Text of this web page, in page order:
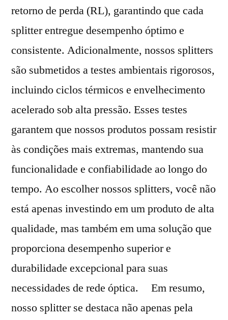
retorno de perda (RL), garantindo que cada
splitter entregue desempenho óptimo e
consistente. Adicionalmente, nossos splitters
são submetidos a testes ambientais rigorosos,
incluindo ciclos térmicos e envelhecimento
acelerado sob alta pressão. Esses testes
garantem que nossos produtos possam resistir
às condições mais extremas, mantendo sua
funcionalidade e confiabilidade ao longo do
tempo. Ao escolher nossos splitters, você não
está apenas investindo em um produto de alta
qualidade, mas também em uma solução que
proporciona desempenho superior e
durabilidade excepcional para suas
necessidades de rede óptica. Em resumo,
nosso splitter se destaca não apenas pela